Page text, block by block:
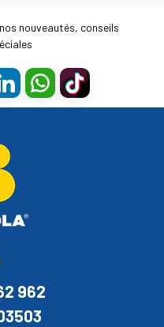
nouveautés, conseils
962